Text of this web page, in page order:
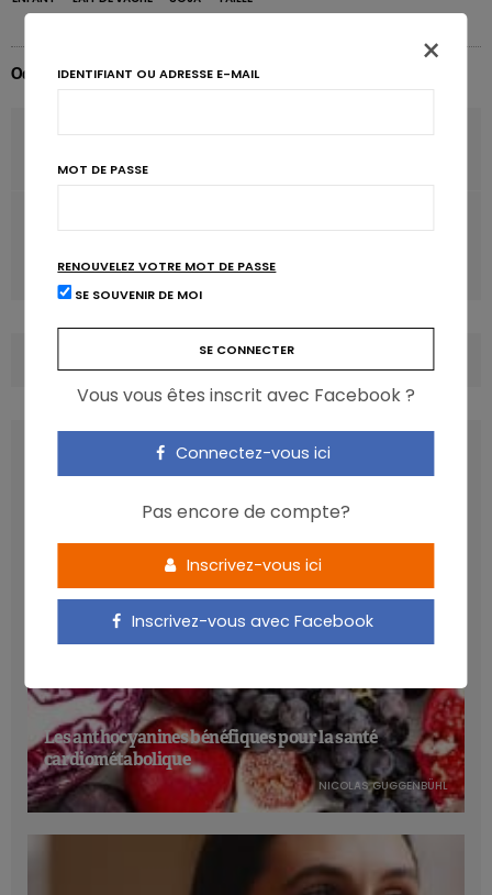
Odile Bernard
ARTICLE PRÉCÉDENT
végétales
Les anthocyanines bénéfiques pour la santé
cardiométabolique
NICOLAS GUGGENBÜHL
×
IDENTIFIANT OU ADRESSE E-MAIL
MOT DE PASSE
RENOUVELEZ VOTRE MOT DE PASSE
SE SOUVENIR DE MOI
Vous vous êtes inscrit avec Facebook ?
Connectez-vous ici
Pas encore de compte?
Inscrivez-vous ici
Inscrivez-vous avec Facebook